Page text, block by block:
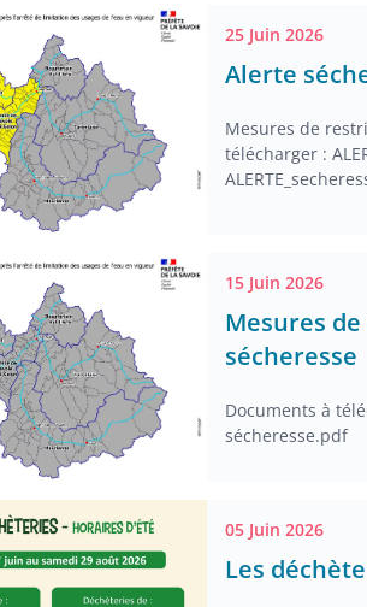
25 Juin 2026
Alerte
Mesures de
télécharger :
15 Juin 2026
Mesures
sécheresse
Documents à
sécheresse.pdf
05 Juin 2026
Les